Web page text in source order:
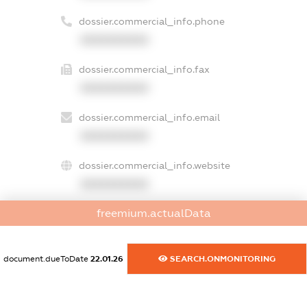
dossier.commercial_info.phone
dossier.commercial_info.fax
dossier.commercial_info.email
dossier.commercial_info.website
dossier.commercial_info.activity
freemium.actualData
document.dueToDate 22.01.26 SEARCH.ONMONITORING